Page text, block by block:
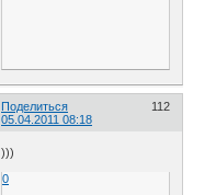
Поделиться
112
05.04.2011 08:18
)))
0